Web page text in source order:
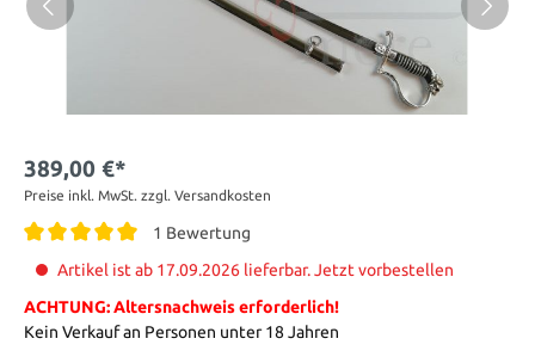
389,00 €*
Preise inkl. MwSt. zzgl. Versandkosten
1 Bewertung
Artikel ist ab 17.09.2026 lieferbar. Jetzt vorbestellen
ACHTUNG: Altersnachweis erforderlich!
Kein Verkauf an Personen unter 18 Jahren